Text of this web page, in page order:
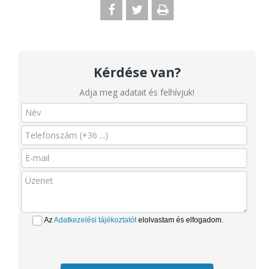
Kérdése van?
Adja meg adatait és felhívjuk!
AzAdatkezelési tájékoztatótelolvastam és elfogadom.